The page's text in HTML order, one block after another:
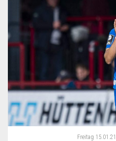
Freitag